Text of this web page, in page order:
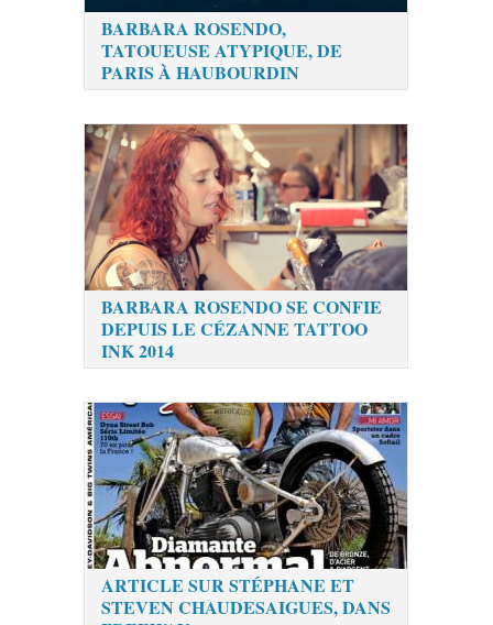
BARBARA ROSENDO,
TATOUEUSE ATYPIQUE, DE
PARIS À HAUBOURDIN
BARBARA ROSENDO SE CONFIE
DEPUIS LE CÉZANNE TATTOO
INK 2014
ARTICLE SUR STÉPHANE ET
STEVEN CHAUDESAIGUES, DANS